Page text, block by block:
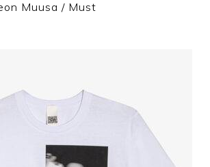
Muusa / Must